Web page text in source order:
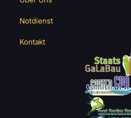
Notdienst
Kontakt